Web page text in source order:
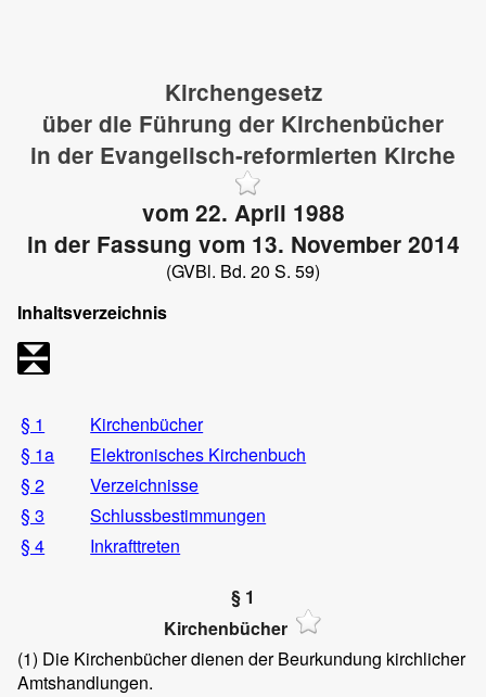
Kirchengesetz
über die Führung der Kirchenbücher
in der Evangelisch-reformierten Kirche
vom 22. April 1988
in der Fassung vom 13. November 2014
(GVBl. Bd. 20 S. 59)
Inhaltsverzeichnis
§ 1
Kirchenbücher
§ 1a
Elektronisches Kirchenbuch
§ 2
Verzeichnisse
§ 3
Schlussbestimmungen
§ 4
Inkrafttreten
§ 1
Kirchenbücher
(1) Die Kirchenbücher dienen der Beurkundung kirchlicher
Amtshandlungen.